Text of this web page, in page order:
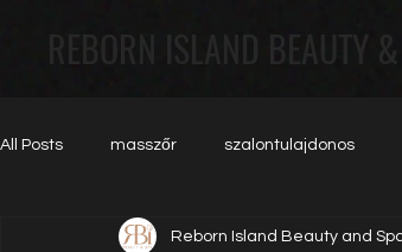
REBORN ISLAND BEAUTY
All Posts masszőr szalontulajdonos
hazatérők vendég brand
Reborn Island Beauty and